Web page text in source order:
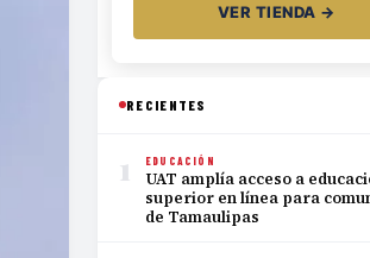
VER TIENDA →
RECIENTES
1 EDUCACIÓN
UAT amplía acceso a
superior en línea para
de Tamaulipas